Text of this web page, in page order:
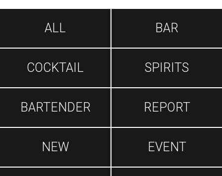
ALL BAR
COCKTAIL SPIRITS
BARTENDER REPORT
NEW EVENT